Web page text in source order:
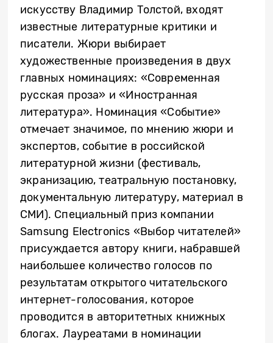
искусству Владимир Толстой, входят
известные литературные критики и
писатели. Жюри выбирает
художественные произведения в двух
главных номинациях: «Современная
русская проза» и «Иностранная
литература». Номинация «Событие»
отмечает значимое, по мнению жюри и
экспертов, событие в российской
литературной жизни (фестиваль,
экранизацию, театральную постановку,
документальную литературу, материал в
СМИ). Специальный приз компании
Samsung Electronics «Выбор читателей»
присуждается автору книги, набравшей
наибольшее количество голосов по
результатам открытого читательского
интернет-голосования, которое
проводится в авторитетных книжных
блогах. Лауреатами в номинации